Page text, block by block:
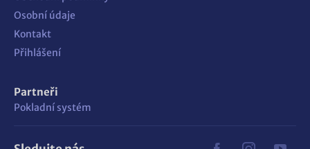
Osobní údaje
Kontakt
Přihlášení
Partneři
Pokladní systém